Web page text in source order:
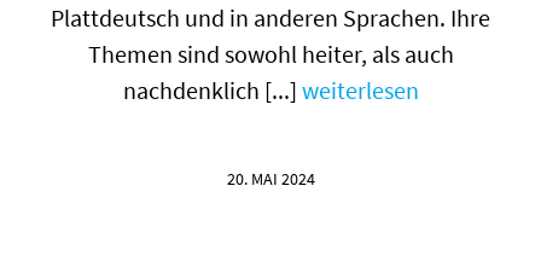
Plattdeutsch und in anderen Sprachen. Ihre
Themen sind sowohl heiter, als auch
nachdenklich [...] weiterlesen
20. MAI 2024